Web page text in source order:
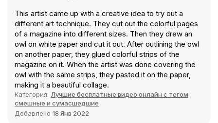
This artist came up with a creative idea to try out a
different art technique. They cut out the colorful pages
of a magazine into different sizes. Then they drew an
owl on white paper and cut it out. After outlining the owl
on another paper, they glued colorful strips of the
magazine on it. When the artist was done covering the
owl with the same strips, they pasted it on the paper,
making it a beautiful collage.
Категория: Лучшие бесплатные видео онлайн с тегом
смешные и сумасшедшие
Добавлено 18 Янв 2022